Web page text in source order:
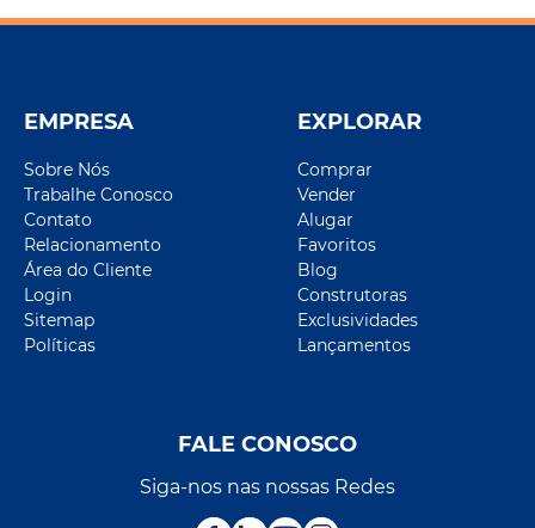
EMPRESA
Sobre Nós
Trabalhe Conosco
Contato
Relacionamento
Área do Cliente
Login
Sitemap
Políticas
EXPLORAR
Comprar
Vender
Alugar
Favoritos
Blog
Construtoras
Exclusividades
Lançamentos
FALE CONOSCO
Siga-nos nas nossas Redes